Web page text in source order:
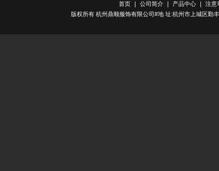
首页 公司简介 产品中心
注意
版权所有 杭州鼎顺服饰有限公司#地 址:杭州市上城区